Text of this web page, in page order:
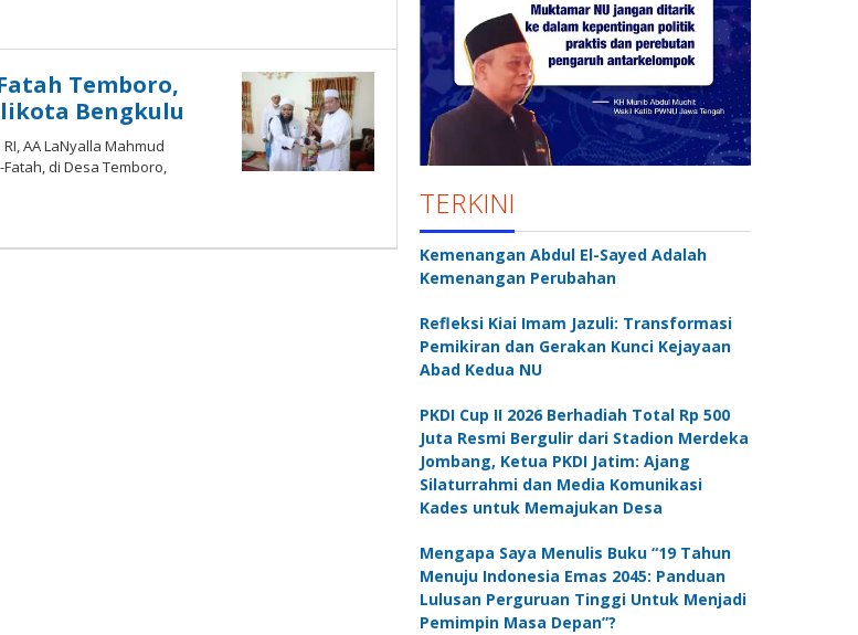
Temboro,
Bengkulu
AA LaNyalla Mahmud
di Desa Temboro,
TERKINI
Kemenangan Abdul El-Sayed Adalah
Kemenangan Perubahan
Refleksi Kiai Imam Jazuli: Transformasi
Pemikiran dan Gerakan Kunci Kejayaan
Abad Kedua NU
PKDI Cup II 2026 Berhadiah Total Rp 500
Juta Resmi Bergulir dari Stadion Merdeka
Jombang, Ketua PKDI Jatim: Ajang
Silaturrahmi dan Media Komunikasi
Kades untuk Memajukan Desa
Mengapa Saya Menulis Buku “19 Tahun
Menuju Indonesia Emas 2045: Panduan
Lulusan Perguruan Tinggi Untuk Menjadi
Pemimpin Masa Depan”?